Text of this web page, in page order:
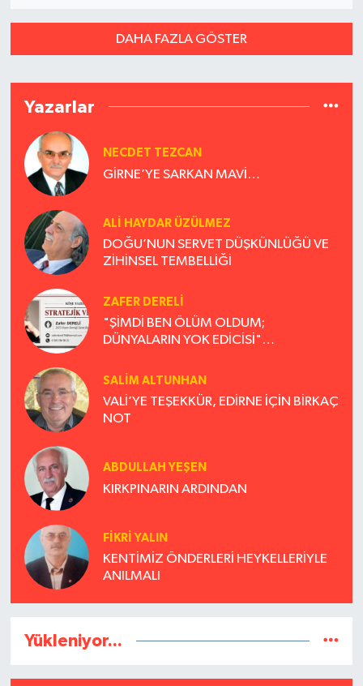
DAHA FAZLA GÖSTER
Yazarlar
NECDET TEZCAN
GİRNE’YE SARKAN MAVİ…
ALI HAYDAR ÜZÜLMEZ
DOĞU’NUN SERVET DÜŞKÜNLÜĞÜ VE
ZİHİNSEL TEMBELLİĞİ
ZAFER DERELI
"ŞİMDİ BEN ÖLÜM OLDUM;
DÜNYALARIN YOK EDİCİSİ"
SALIM ALTUNHAN
VALİ’YE TEŞEKKÜR, EDİRNE İÇİN BİRKAÇ
NOT
ABDULLAH YEŞEN
KIRKPINARIN ARDINDAN
FİKRİ YALIN
KENTİMİZ ÖNDERLERİ HEYKELLERİYLE
ANILMALI
Yükleniyor...